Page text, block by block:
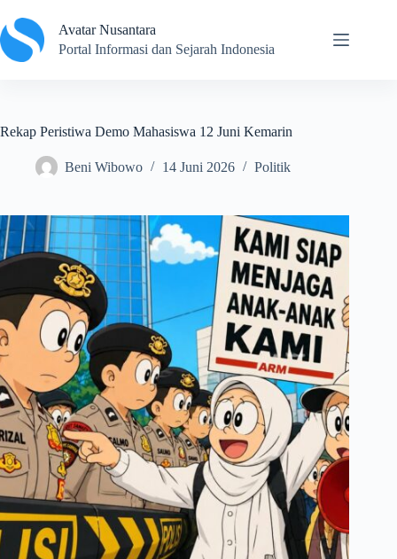
to
content
Avatar Nusantara
Portal Informasi dan Sejarah Indonesia
Rekap Peristiwa Demo Mahasiswa 12 Juni Kemarin
Beni Wibowo 14 Juni 2026 Politik